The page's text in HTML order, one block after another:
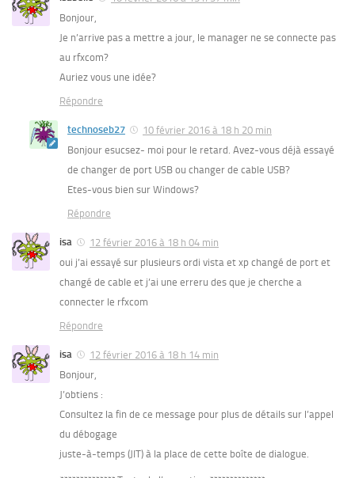
Bonjour,
Je n’arrive pas a mettre a jour, le manager ne se connecte pas
au rfxcom?
Auriez vous une idée?
Répondre
technoseb27
10 février 2016 à 18 h 20 min
Bonjour esucsez- moi pour le retard. Avez-vous déjà essayé
de changer de port USB ou changer de cable USB?
Etes-vous bien sur Windows?
Répondre
isa
12 février 2016 à 18 h 04 min
oui j’ai essayé sur plusieurs ordi vista et xp changé de port et
changé de cable et j’ai une erreru des que je cherche a
connecter le rfxcom
Répondre
isa
12 février 2016 à 18 h 14 min
Bonjour,
J’obtiens :
Consultez la fin de ce message pour plus de détails sur l’appel
du débogage
juste-à-temps (JIT) à la place de cette boîte de dialogue.